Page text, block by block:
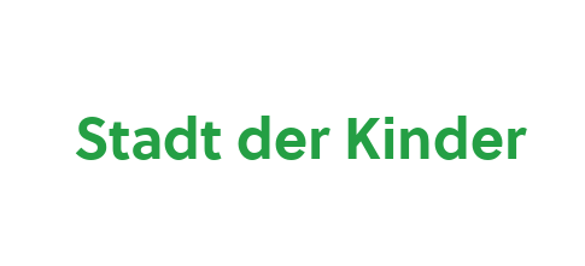
Stadt der Kinder